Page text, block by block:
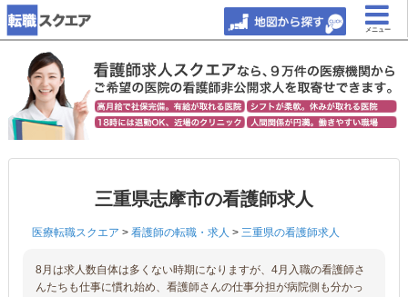
メニュー
三重県志摩市の看護師求人
医療転職スクエア > 看護師の転職・求人 > 三重県の看護師求人
8月は求人数自体は多くない時期になりますが、4月入職の看護師さ
んたちも仕事に慣れ始め、看護師さんの仕事分担が病院側も分かっ